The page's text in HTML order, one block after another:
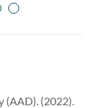
(AAD). (2022).